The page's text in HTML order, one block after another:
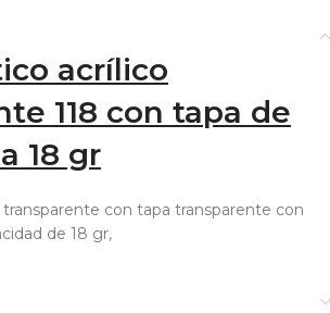
acrílico
118 con tapa de
18 gr
con tapa transparente con
de 18 gr,